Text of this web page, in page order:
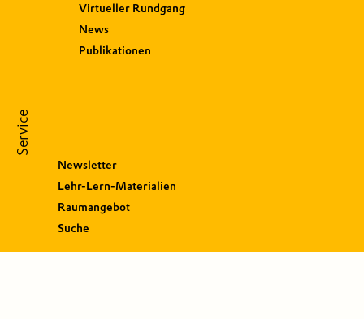
Virtueller Rundgang
News
Publikationen
Service
Newsletter
Lehr-Lern-Materialien
Raumangebot
Suche